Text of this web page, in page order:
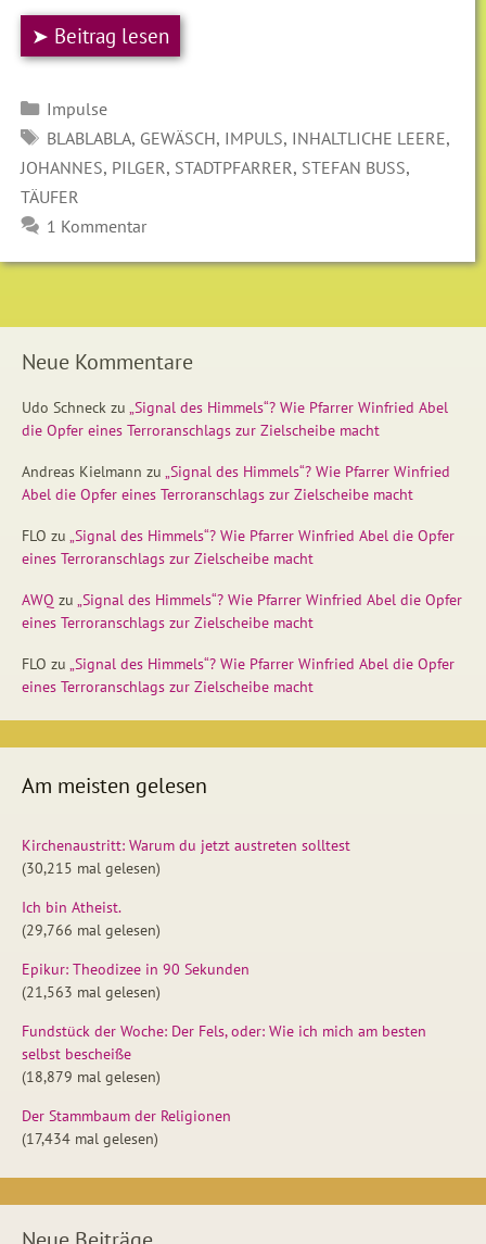
➤ Beitrag lesen
Kategorien
Impulse
SCHLAGWÖRTER
BLABLABLA, GEWÄSCH, IMPULS, INHALTLICHE LEERE,
JOHANNES, PILGER, STADTPFARRER, STEFAN BUSS ,
TÄUFER
1 Kommentar
Neue Kommentare
Udo Schneck zu „Signal des Himmels“? Wie Pfarrer Winfried Abel
die Opfer eines Terroranschlags zur Zielscheibe macht
Andreas Kielmann zu „Signal des Himmels“? Wie Pfarrer Winfried
Abel die Opfer eines Terroranschlags zur Zielscheibe macht
FLO zu „Signal des Himmels“? Wie Pfarrer Winfried Abel die Opfer
eines Terroranschlags zur Zielscheibe macht
AWQ zu „Signal des Himmels“? Wie Pfarrer Winfried Abel die Opfer
eines Terroranschlags zur Zielscheibe macht
FLO zu „Signal des Himmels“? Wie Pfarrer Winfried Abel die Opfer
eines Terroranschlags zur Zielscheibe macht
Am meisten gelesen
Kirchenaustritt: Warum du jetzt austreten solltest
(30,215 mal gelesen)
Ich bin Atheist.
(29,766 mal gelesen)
Epikur: Theodizee in 90 Sekunden
(21,563 mal gelesen)
Fundstück der Woche: Der Fels, oder: Wie ich mich am besten
selbst bescheiße
(18,879 mal gelesen)
Der Stammbaum der Religionen
(17,434 mal gelesen)